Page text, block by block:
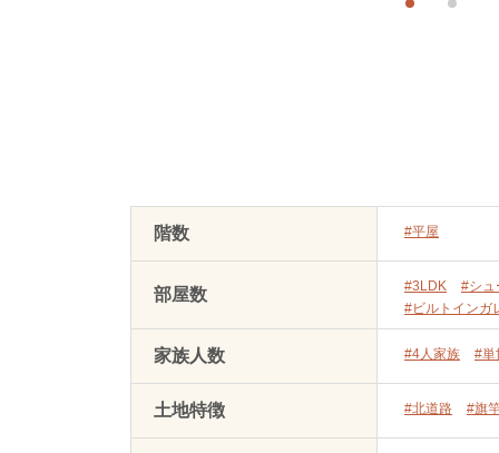
階数 #平屋
部屋数 #3LDK
#シュ
#ビルトインガ
家族人数 #4人家族 #単
土地特徴 #北道路 #旗